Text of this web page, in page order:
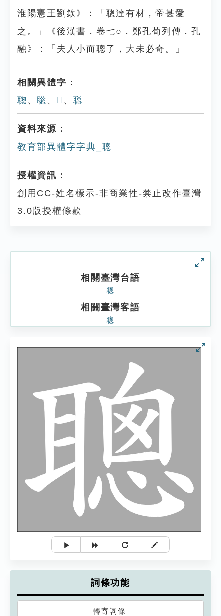
淮陽憲王劉欽》：「聰達有材，帝甚愛
之。」《後漢書．卷七○．鄭孔荀列傳．孔
融》：「夫人小而聰了，大未必奇。」
相關異體字：
聦 、 聡 、 𦕻 、 聪
資料來源：
教育部異體字字典_聰
授權資訊：
創用CC-姓名標示-非商業性-禁止改作臺灣
3.0版授權條款
相關臺灣台語
聰
相關臺灣客語
聰
詞條功能
轉寄詞條